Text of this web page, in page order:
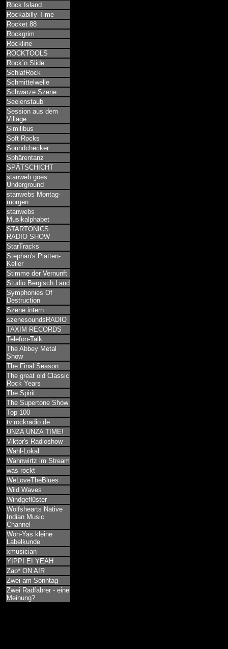
Rock Island
Rockabilly-Time
Rocket 88
Rockgrim
Rockline
ROCKTOOLS
Rock´n Slide
SchlafRock
Schmittelwelle
Schwarze Szene
Seelenstaub
Session aus dem
Village
Similibus
Soft Rocks
Soundchecker
Sphärentanz
SPÄTSCHICHT
stanweb goes
Underground
stanwebs Montag-
morgen
stanwebs
Musikalphabet
STARTONICS
RADIO SHOW
StarTracks
Stephan's Platten-
Keller
Stimme der Vernunft
Studio Bergisch Land
Symphonies Of
Destruction
Szene intern
szenesoundsRADIO
TAXIM RECORDS
Telefon-Talk
The Abbey Metal
Show
The Final Season
The great old Classic
Rock Years
The Spirit
The Supertone Show
Top 100
tv.rockradio.de
UNZA UNZA TIME!
Viktor's Radioshow
Wahl-Lokal
Wahnwirtz im Stream
was rockt
WeLoveTheBlues
Wild Waves
Windgeflüster
Wolfshearts Native
Indian Music
Channel
Won-Yas kleine
Labelkunde
xmusician
YIPPI EI YEAH
Zap* ON AIR
Zwei am Sonntag
Zwei Radfahrer - eine
Meinung?